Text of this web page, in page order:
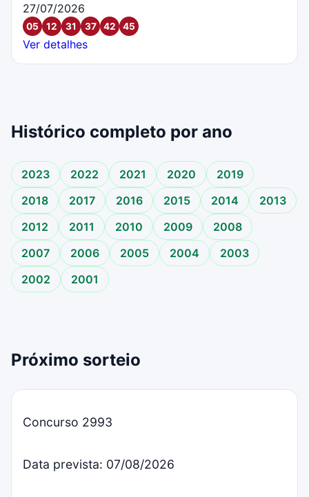
27/07/2026
05 12 31 37 42 45
Ver detalhes
Histórico completo por ano
2023 2022 2021 2020
2019
2018
2017 2016 2015 2014
2013
2012
2011 2010 2009
2008
2007
2006 2005 2004
2003
2002
2001
Próximo sorteio
Concurso 2993
Data prevista: 07/08/2026